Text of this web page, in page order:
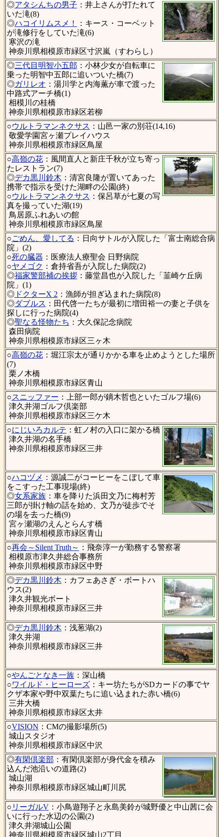
◎アタシんちの男子 ：井上さんが打たれて
いた滝(8)
◎ハコイリムスメ！
：キース・コーベット
が滝修行をしていた滝(6)
寒沢の滝
神奈川県相模原市緑区寸沢嵐（すわらし）
◎三代目明智小五郎 ：小林少女が自転車に
乗った明智中五郎に追いついた橋(7)
◎ガリレオ ：湯川学と内海薫が車で渡った
中路式アーチ橋(1)
相模川の桂橋
神奈川県相模原市緑区若柳
○ウルトラマンネクサス ：山邑一家の別荘(14,16)
敬愛学園宮ヶ瀬プレイハウス
神奈川県相模原市緑区鳥屋
○高嶺の花：風間直人と新庄千秋が立ち寄っ
たレストラン(7)
◎デカ黒川鈴木 ：清宮良隆が置いてあった
携帯で指示を受けた湖畔の公園(終)
○ウルトラマンネクサス ：保呂草が七夏の写
真を撮っていた湖(19)
鳥居原ふれあいの館
神奈川県相模原市緑区鳥屋
○ごめん、愛してる ：日向サトルが入院した「富士南総合病
院」(2)
○死の臓器 ：医療法人療聖会 日野病院
○ヤメゴク ：倉持省吾が入院した病院(2)
◎福家警部補の挨拶：藤堂昌也が入院した「韮崎ケ丘病
院」(1)
◎ドクターX 2 ：漁師が担ぎ込まれた病院(8)
◎ダブルス ：田代啓一たちが最初に増田裕一の妻と子供を
探しに行った病院(4)
◎聖なる怪物たち ：大久保記念病院
森田病院
神奈川県相模原市緑区三ヶ木
○高嶺の花：堀江宗太が通りかかる車を止めようとした場所
(7)
栗ノ木橋
神奈川県相模原市緑区青山
○スニッファー ：上部一郎が鏑木哲也といたゴルフ場(6)
津久井湖ゴルフ倶楽部
神奈川県相模原市緑区三ケ木
○にじいろカルテ ：虹ノ村の入口に架かる橋
津久井湖の名手橋
神奈川県相模原市緑区三井
○ハコヅメ ：源誠二がコーヒーをこぼして車
をこすった工事現場(終)
◎女系家族：車を降りた浜田文乃に梅村芳
三郎が掛け軸の話を始め、文乃が徒歩でそ
の場を去った橋(9)
宮ヶ瀬湖のえんとらんす橋
神奈川県相模原市緑区青山
○再会～Silent Truth～ ：飛奈淳一が勤務する警察署
相模原市津久井総合事務所
神奈川県相模原市緑区中野
◎デカ黒川鈴木 ：カフェあさぎ・ボートハ
ウス(2)
津久井観光ボート
神奈川県相模原市緑区三井
◎デカ黒川鈴木 ：浅葱湖(2)
津久井湖
神奈川県相模原市緑区三井
○やんごとなき一族：深山橋
○ワイルド・ヒーローズ：キー坊たちがSDカードの事でヤ
クザ本家や野中双葉たちに追い込まれた赤い橋(6)
三井大橋
神奈川県相模原市緑区太井
○VISION ：CMの撮影場所(5)
城山スタジオ
神奈川県相模原市緑区中沢
◎有閑倶楽部 ：有閑倶楽部が身代金を積み
込んだ池沿いの道路(2)
城山湖
神奈川県相模原市緑区城山町川尻
○ リーガルV：小鳥遊翔子と永島美鈴が城野優と中山茜に会
いに行った水辺の公園(2)
津久井湖城山公園
神奈川県相模原市緑区城山2丁目